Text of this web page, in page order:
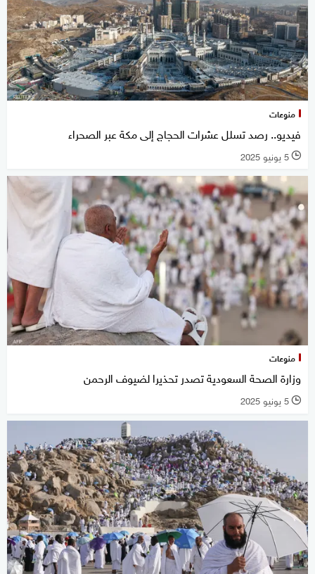
منوعات
فيديو.. رصد تسلل عشرات الحجاج إلى مكة عبر الصحراء
l 5 يونيو 2025
منوعات
وزارة الصحة السعودية تصدر تحذيرا لضيوف الرحمن
l 5 يونيو 2025